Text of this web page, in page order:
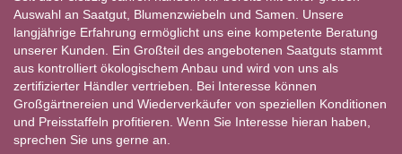
Auswahl an Saatgut, Blumenzwiebeln und Samen. Unsere
langjährige Erfahrung ermöglicht uns eine kompetente Beratung
unserer Kunden. Ein Großteil des angebotenen Saatguts stammt
aus kontrolliert ökologischem Anbau und wird von uns als
zertifizierter Händler vertrieben. Bei Interesse können
Großgärtnereien und Wiederverkäufer von speziellen Konditionen
und Preisstaffeln profitieren. Wenn Sie Interesse hieran haben,
sprechen Sie uns gerne an.